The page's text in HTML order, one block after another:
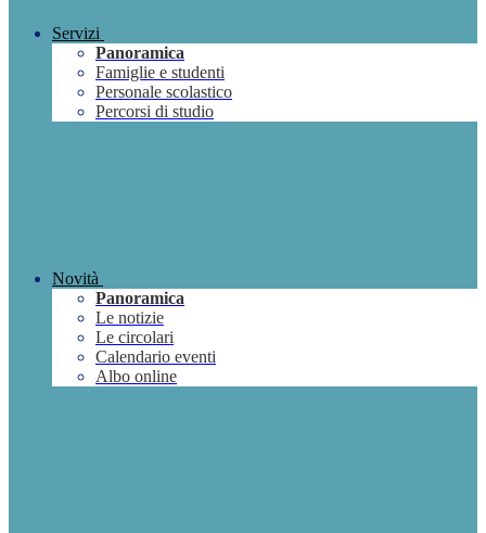
Servizi
Panoramica
Famiglie e studenti
Personale scolastico
Percorsi di studio
Novità
Panoramica
Le notizie
Le circolari
Calendario eventi
Albo online